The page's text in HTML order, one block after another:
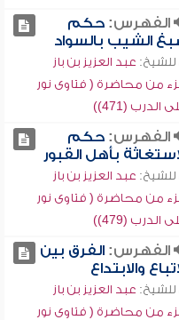
الفهرس:حكم
الشيب بالسواد
للشيخ: عبد العزيز بن باز
من محاضرة ( فتاوى نور
الدرب (471))
الفهرس:حكم
بأهل القبور
للشيخ: عبد العزيز بن باز
من محاضرة ( فتاوى نور
الدرب (479))
الفهرس:الفرق بين
والابتداع
للشيخ: عبد العزيز بن باز
من محاضرة ( فتاوى نور